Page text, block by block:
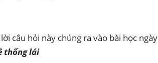
câu hỏi này chúng ra vào bài học ngày
thống lái